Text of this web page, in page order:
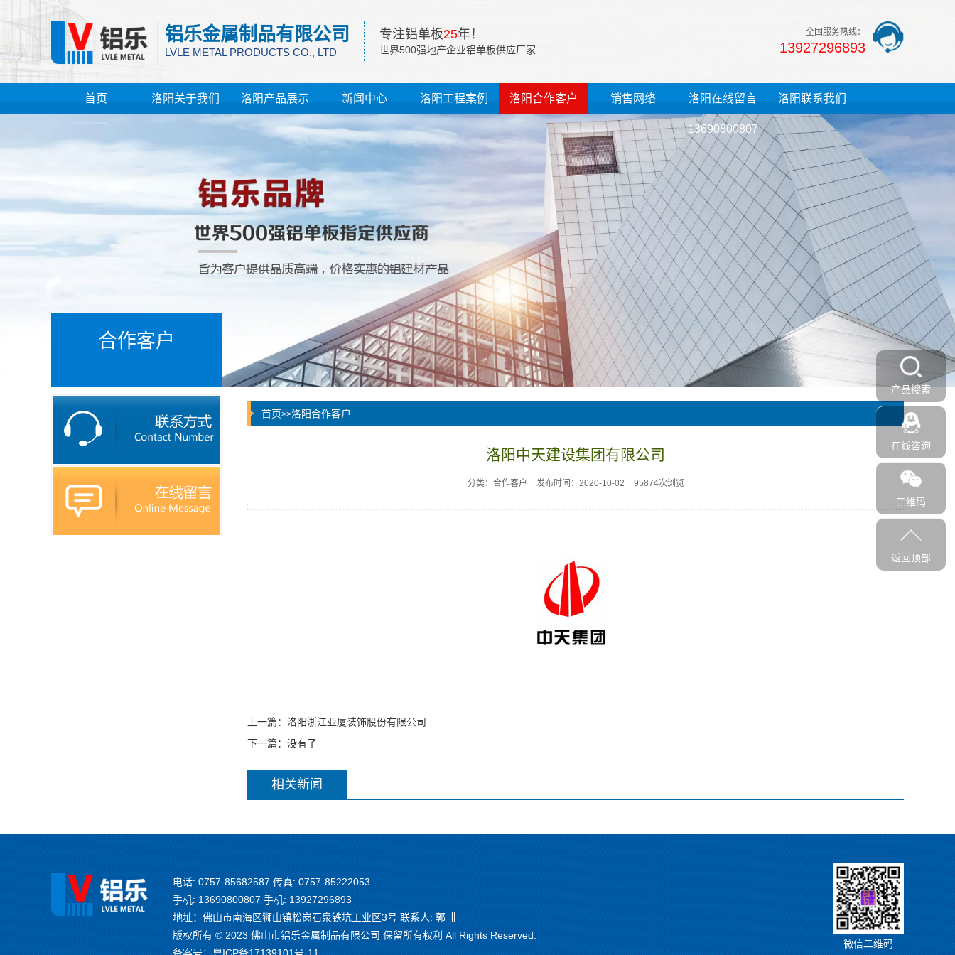
铝乐金属制品有限公司
LVLE METAL PRODUCTS CO., LTD
专注铝单板25年！
世界500强地产企业铝单板供应厂家
全国服务热线：
13927296893
首页 洛阳关于我们 洛阳产品展示 新闻中心 洛阳工程案例 洛阳合作客户 销售网络 洛阳在线留言
13690800807
洛阳联系我们
合作客户
首页>>洛阳合作客户
洛阳中天建设集团有限公司
分类：合作客户 发布时间：2020-10-02 95874次浏览
上一篇： 洛阳浙江亚厦装饰股份有限公司
下一篇：没有了
相关新闻
电话: 0757-85682587 传真: 0757-85222053
手机: 13690800807 手机: 13927296893
地址：佛山市南海区狮山镇松岗石泉铁坑工业区3号 联系人: 郭 非
版权所有 © 2023 佛山市铝乐金属制品有限公司 保留所有权利 All Rights Reserved.
微信二维码
产品搜索
在线咨询
二维码
返回顶部